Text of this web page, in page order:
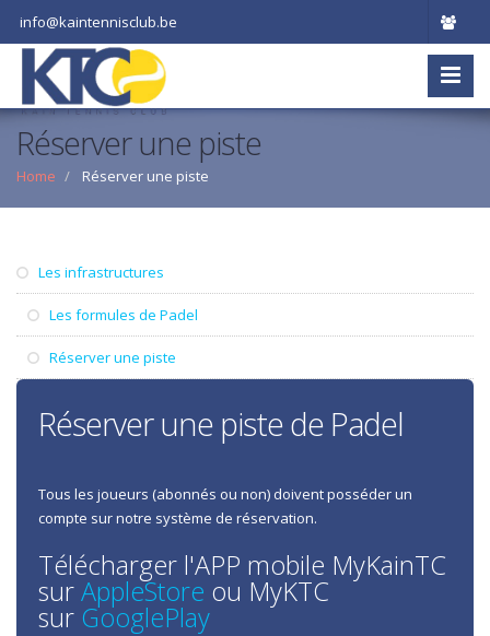
info@kaintennisclub.be
Réserver une piste
Home Réserver une piste
Les infrastructures
Les formules de Padel
Réserver une piste
Réserver une piste de Padel
Tous les joueurs (abonnés ou non) doivent posséder un
compte sur notre système de réservation.
Télécharger l'APP mobile MyKainTC
surAppleStore ou MyKTC
sur GooglePlay